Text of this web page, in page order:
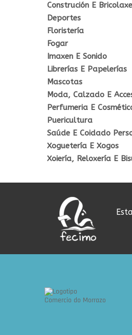
Construción E Bricolaxe
Deportes
Floristería
Fogar
Imaxen E Sonido
Librerías E Papelerías
Mascotas
Moda, Calzado E
Perfumeria E
Puericultura
Saúde E Coidado
Xoguetería E Xogos
Xoiería, Reloxería E